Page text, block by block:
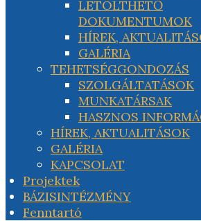
LETÖLTHETŐ
DOKUMENTUMOK
HÍREK,
GALÉRIA
TEHETSÉGGONDOZÁS
SZOLGÁLTATÁSOK
MUNKATÁRSAK
HASZNOS
HÍREK, AKTUALITÁSOK
GALÉRIA
KAPCSOLAT
Projektek
BÁZISINTÉZMÉNY
Fenntartó